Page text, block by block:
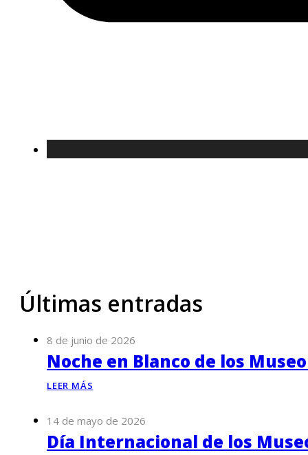
Últimas entradas
8 de junio de 2026
Noche en Blanco de los
LEER MÁS
14 de mayo de 2026
Día Internacional de los